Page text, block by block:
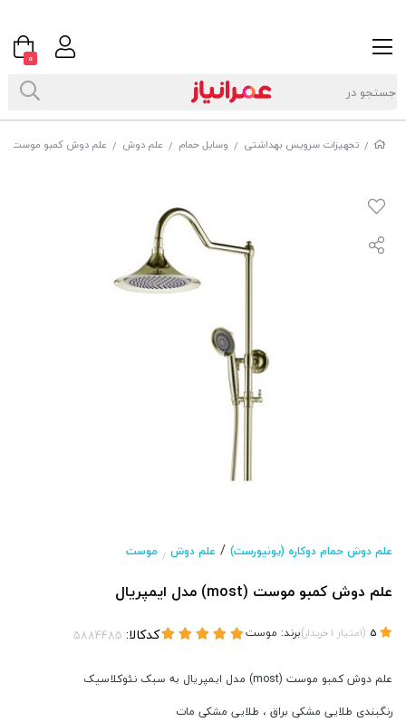
/ تجهیزات سرویس بهداشتی / وسایل حمام / علم دوش / علم دوش کمبو موست (most) مدل ایمپریال
علم دوش حمام دوکاره (یونیورست) / علم دوش / موست
علم دوش کمبو موست (most) مدل ایمپریال
(امتیاز 1خریدار)برند: موست کدکالا:
علم دوش کمبو موست (most) مدل ایمپریال به سبک نئوکلاسیک
رنگبندی طلایی مشکی براق ، طلایی مشکی مات
0